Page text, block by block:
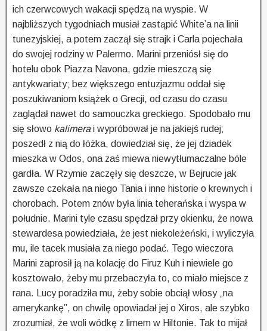
ich czerwcowych wakacji spędzą na wyspie. W
najbliższych tygodniach musiał zastąpić White’a na linii
tunezyjskiej, a potem zaczął się strajk i Carla pojechała
do swojej rodziny w Palermo. Marini przeniósł się do
hotelu obok Piazza Navona, gdzie mieszczą się
antykwariaty; bez większego entuzjazmu oddał się
poszukiwaniom książek o Grecji, od czasu do czasu
zaglądał nawet do samouczka greckiego. Spodobało mu
się słowo kalimerai wypróbował je na jakiejś rudej;
poszedł z nią do łóżka, dowiedział się, że jej dziadek
mieszka w Odos, ona zaś miewa niewytłumaczalne bóle
gardła. W Rzymie zaczęły się deszcze, w Bejrucie jak
zawsze czekała na niego Tania i inne historie o krewnych i
chorobach. Potem znów była linia teherańska i wyspa w
południe. Marini tyle czasu spędzał przy okienku, że nowa
stewardesa powiedziała, że jest niekoleżeński, i wyliczyła
mu, ile tacek musiała za niego podać. Tego wieczora
Marini zaprosił ją na kolację do Firuz Kuh i niewiele go
kosztowało, żeby mu przebaczyła to, co miało miejsce z
rana. Lucy poradziła mu, żeby sobie obciął włosy „na
amerykankę”, on chwilę opowiadał jej o Xiros, ale szybko
zrozumiał, że woli wódkę z limem w Hiltonie. Tak to mijał